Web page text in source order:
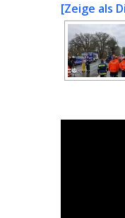
[Zeige als